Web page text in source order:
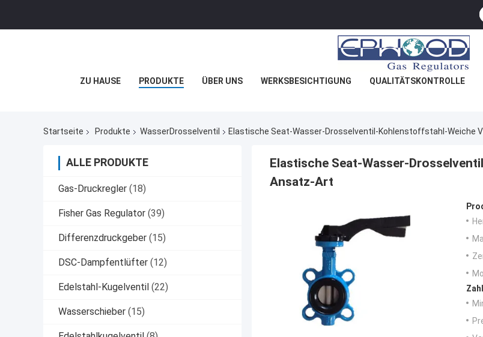
ZU HAUSE PRODUKTE ÜBER UNS WERKSBESICHTIGUNG QUALITÄTSKONTROLLE
Startseite Produkte WasserDrosselventil Elastische Seat-Wasser-Drosselventil-Kohlenstoffstahl-Weiche
ALLE PRODUKTE
Gas-Druckregler (18)
Fisher Gas Regulator (39)
Differenzdruckgeber (15)
DSC-Dampfentlüfter (12)
Edelstahl-Kugelventil (22)
Wasserschieber (15)
Elastische Seat-Wasser-
Ansatz-Art